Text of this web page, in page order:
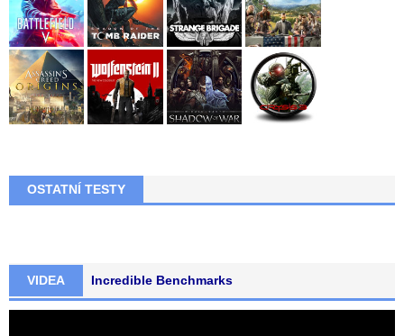
OSTATNÍ TESTY
VIDEA Incredible Benchmarks